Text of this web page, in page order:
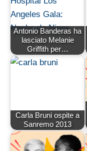
Antonio Banderas ha
lasciato Melanie
Griffith per…
Carla Bruni ospite a
Sanremo 2013